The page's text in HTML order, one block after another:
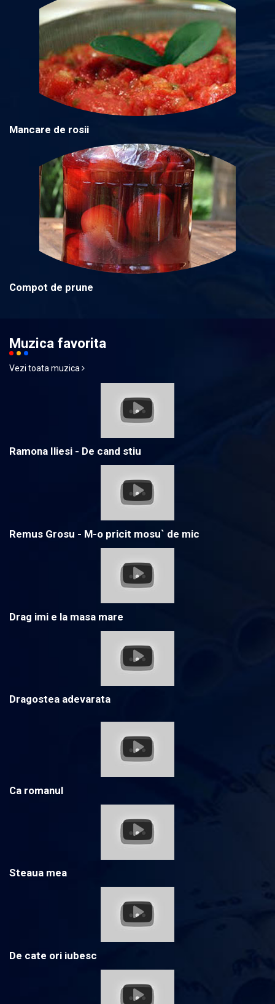
Mancare de rosii
Compot de prune
Muzica favorita
Vezi toata muzica
Ramona Iliesi - De cand stiu
Remus Grosu - M-o pricit mosu` de mic
Drag imi e la masa mare
Dragostea adevarata
Ca romanul
Steaua mea
De cate ori iubesc